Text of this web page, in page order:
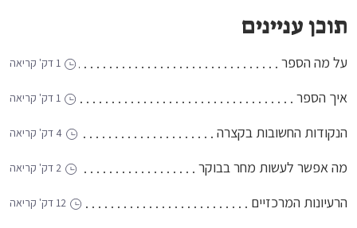
תוכן עניינים
על מה הספר
איך הספר
הנקודות החשובות בקצרה
מה אפשר לעשות מחר בבוקר
הרעיונות המרכזיים